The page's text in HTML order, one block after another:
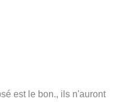
est le bon., ils n'auront